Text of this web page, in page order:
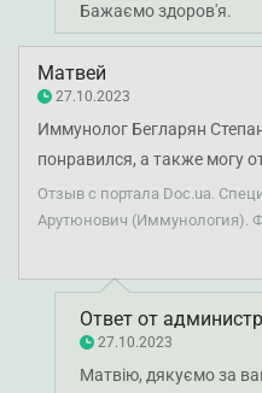
Бажаємо здоров'я.
Матвей
27.10.2023
Иммунолог Бегларян
понравился, а также могу
прошло на высшем уровне.
Отзыв с портала Doc.ua.
Арутюнович (Иммунология).
Ответ от
27.10.2023
Матвію, дякуємо за